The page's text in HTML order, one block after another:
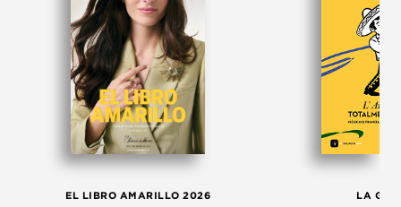
EL LIBRO AMARILLO 2026 LA